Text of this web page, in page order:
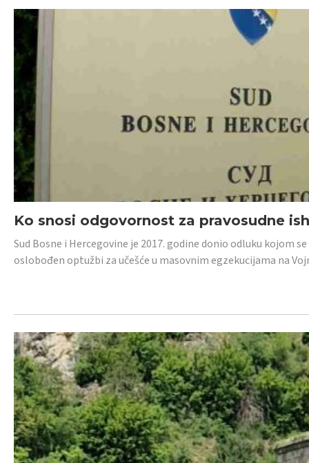
Ko snosi odgovornost za pravosudne
Sud Bosne i Hercegovine je 2017. godine donio odluku kojom
oslobođen optužbi za učešće u masovnim egzekucijama na